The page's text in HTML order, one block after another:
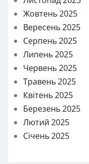
Жовтень 2025
Вересень 2025
Серпень 2025
Липень 2025
Червень 2025
Травень 2025
Квітень 2025
Березень 2025
Лютий 2025
Січень 2025